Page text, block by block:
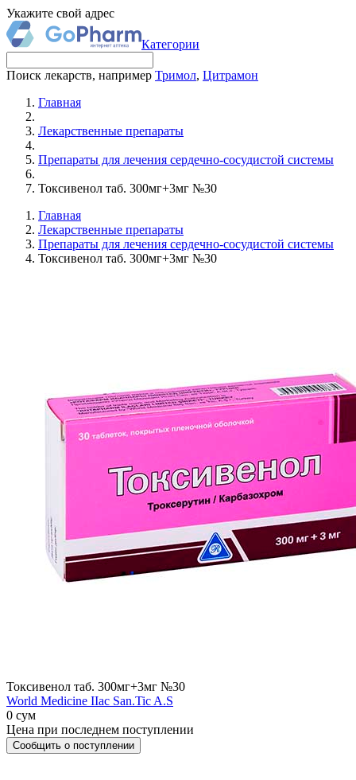
Укажите свой адрес
Категории
Поиск лекарств, например Тримол, Цитрамон
Главная
Лекарственные препараты
Препараты для лечения сердечно-сосудистой системы
Токсивенол таб. 300мг+3мг №30
Главная
Лекарственные препараты
Препараты для лечения сердечно-сосудистой системы
Токсивенол таб. 300мг+3мг №30
Токсивенол таб. 300мг+3мг №30
World Мedicine IIac San.Tic A.S
0 сум
Цена при последнем поступлении
Сообщить о поступлении